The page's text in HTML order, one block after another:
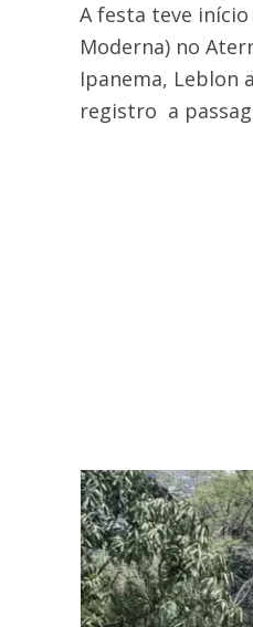
A festa teve
Moderna) no
Ipanema, Leblon
registro a